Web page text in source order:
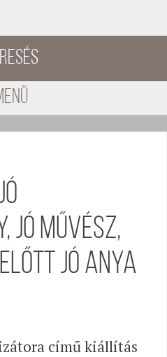
jó művész,
jó anya
című kiállítás